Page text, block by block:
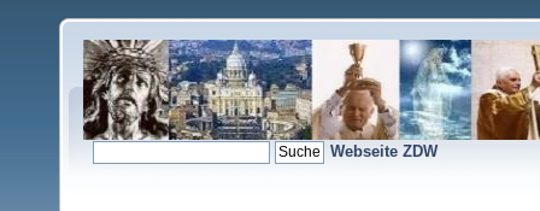
Webseite ZDW